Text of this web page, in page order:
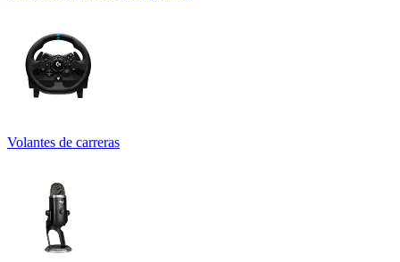
Volantes de carreras